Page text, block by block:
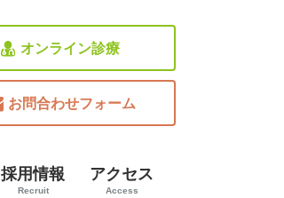
オンライン診療
お問合わせフォーム
採用情報
Recruit
アクセス
Access